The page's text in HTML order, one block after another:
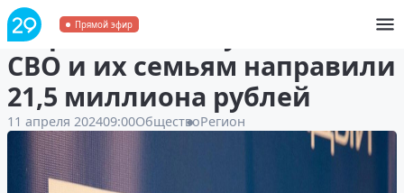
Прямой эфир
В Архангельске участникам
СВО и их семьям направили
21,5 миллиона рублей
11 апреля 202409:00ОбществоРегион